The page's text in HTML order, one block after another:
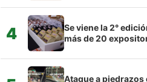
4
Se viene la 2°
más de 20
Ataque a piedrazos